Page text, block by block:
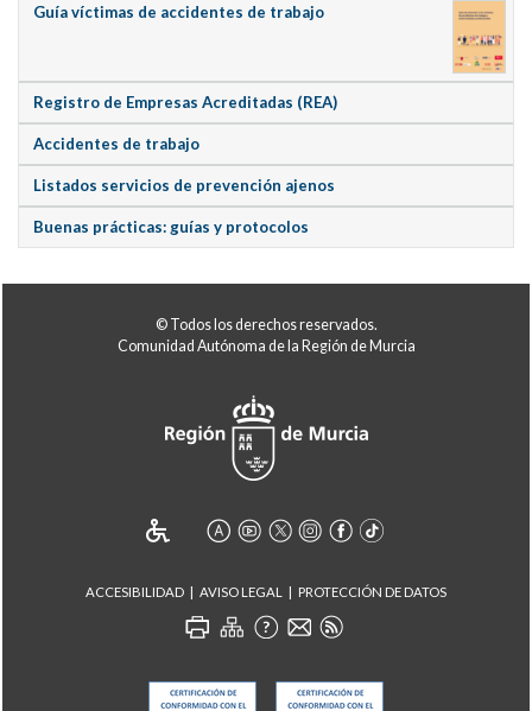
Guía víctimas de accidentes de trabajo
Registro de Empresas Acreditadas (REA)
Accidentes de trabajo
Listados servicios de prevención ajenos
Buenas prácticas: guías y protocolos
© Todos los derechos reservados.
Comunidad Autónoma de la Región de Murcia
ACCESIBILIDAD AVISO LEGAL PROTECCIÓN DE DATOS